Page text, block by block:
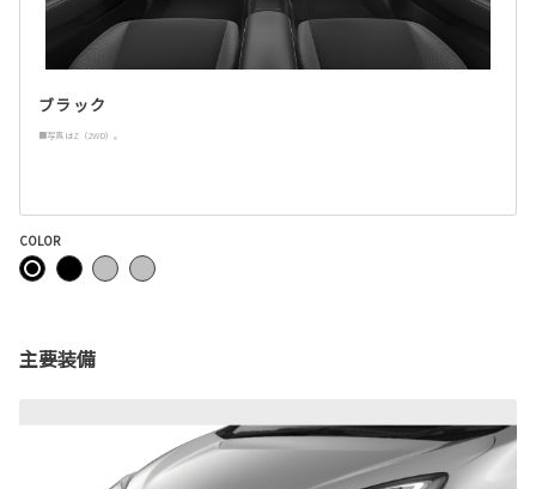
ブラック
■写真はZ（2WD）。
COLOR
主要装備